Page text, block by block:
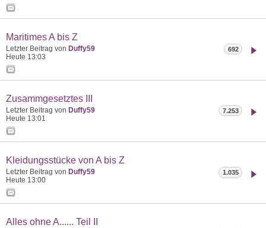
Maritimes A bis Z
Letzter Beitrag von Duffy59
Heute 13:03
692
Zusammgesetztes III
Letzter Beitrag von Duffy59
Heute 13:01
7.253
Kleidungsstücke von A bis Z
Letzter Beitrag von Duffy59
Heute 13:00
1.035
Alles ohne A...... Teil II